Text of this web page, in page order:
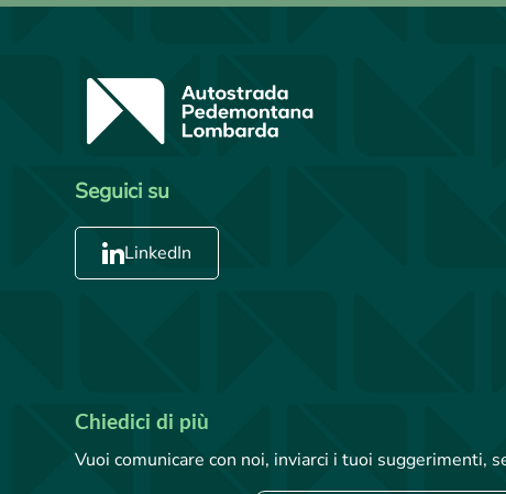
Seguici su
LinkedIn
Chiedici di più
Vuoi comunicare con noi, inviarci i tuoi suggerimenti,